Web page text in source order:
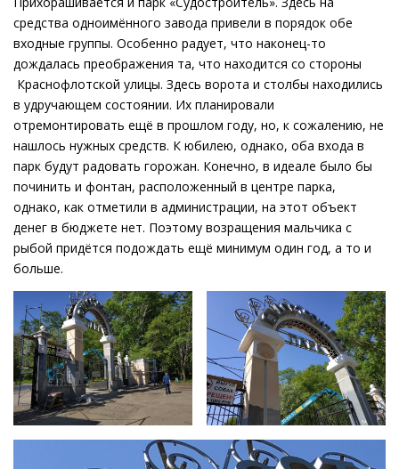
средства одноимённого завода привели в порядок обе
входные группы. Особенно радует, что наконец-то
дождалась преображения та, что находится со стороны
Краснофлотской улицы. Здесь ворота и столбы находились
в удручающем состоянии. Их планировали
отремонтировать ещё в прошлом году, но, к сожалению, не
нашлось нужных средств. К юбилею, однако, оба входа в
парк будут радовать горожан. Конечно, в идеале было бы
починить и фонтан, расположенный в центре парка,
однако, как отметили в администрации, на этот объект
денег в бюджете нет. Поэтому возращения мальчика с
рыбой придётся подождать ещё минимум один год, а то и
больше.